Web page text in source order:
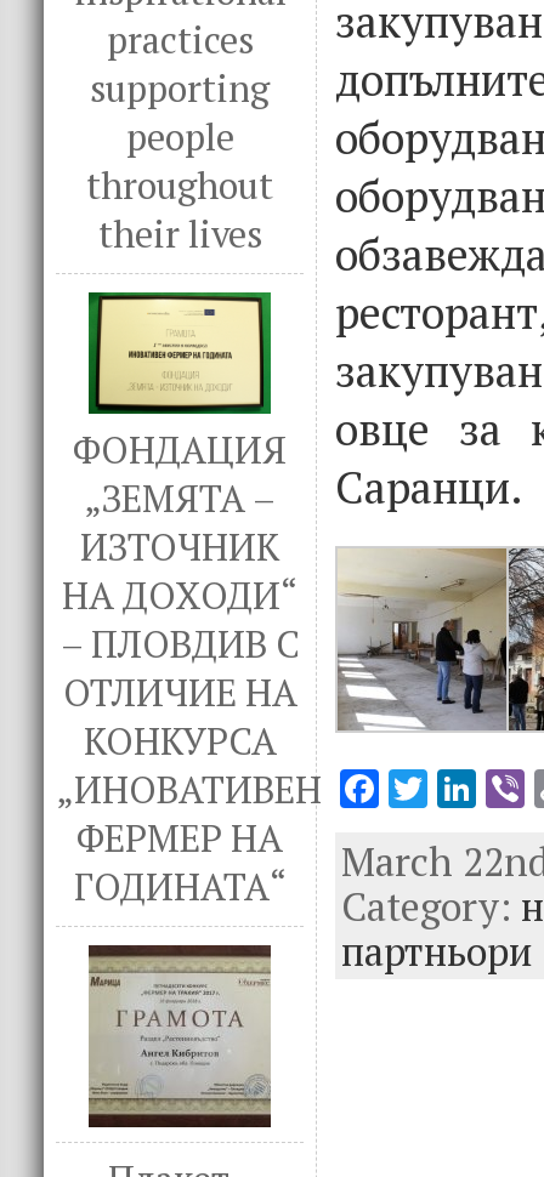
practices
supporting
people
throughout
their lives
ФОНДАЦИЯ
„ЗЕМЯТА –
ИЗТОЧНИК
НА ДОХОДИ“
– ПЛОВДИВ С
ОТЛИЧИЕ НА
КОНКУРСА
„ИНОВАТИВЕН
ФЕРМЕР НА
ГОДИНАТА“
овце за
Саранци.
F
e
b
o
o
T
it
te
r
Li
k
e
dI
n
March
Category:
партньори